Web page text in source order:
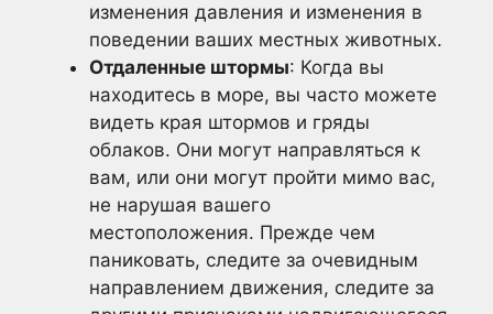
изменения давления и изменения в
поведении ваших местных животных.
Отдаленные штормы: Когда вы
находитесь в море, вы часто можете
видеть края штормов и гряды
облаков. Они могут направляться к
вам, или они могут пройти мимо вас,
не нарушая вашего
местоположения. Прежде чем
паниковать, следите за очевидным
направлением движения, следите за